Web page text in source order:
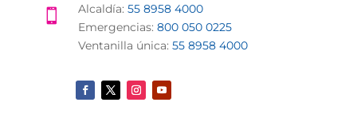
 Alcaldía: 55 8958 4000
Emergencias: 800 050 0225
Ventanilla única: 55 8958 4000